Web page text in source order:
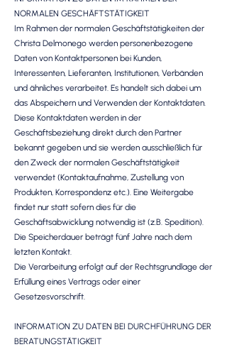
NORMALEN GESCHÄFTSTÄTIGKEIT
Im Rahmen der normalen Geschäftstätigkeiten der
Christa Delmonego werden personenbezogene
Daten von Kontaktpersonen bei Kunden,
Interessenten, Lieferanten, Institutionen, Verbänden
und ähnliches verarbeitet. Es handelt sich dabei um
das Abspeichern und Verwenden der Kontaktdaten.
Diese Kontaktdaten werden in der
Geschäftsbeziehung direkt durch den Partner
bekannt gegeben und sie werden ausschließlich für
den Zweck der normalen Geschäftstätigkeit
verwendet (Kontaktaufnahme, Zustellung von
Produkten, Korrespondenz etc.). Eine Weitergabe
findet nur statt sofern dies für die
Geschäftsabwicklung notwendig ist (z.B. Spedition).
Die Speicherdauer beträgt fünf Jahre nach dem
letzten Kontakt.
Die Verarbeitung erfolgt auf der Rechtsgrundlage der
Erfüllung eines Vertrags oder einer
Gesetzesvorschrift.
INFORMATION ZU DATEN BEI DURCHFÜHRUNG DER
BERATUNGSTÄTIGKEIT